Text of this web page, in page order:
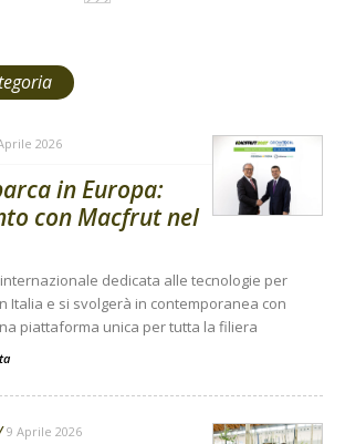
2026
in Europa:
con Macfrut nel
dedicata alle tecnologie per
Italia e si svolgerà in contemporanea con
piattaforma unica per tutta la filiera
9 Aprile 2026